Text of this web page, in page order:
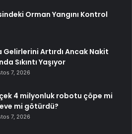
Orman Yangını Kontrol
Gelirlerini Artırdı Ancak Nakit
Sıkıntı Yaşıyor
7, 2026
4 milyonluk robotu çöpe mi
mi götürdü?
7, 2026